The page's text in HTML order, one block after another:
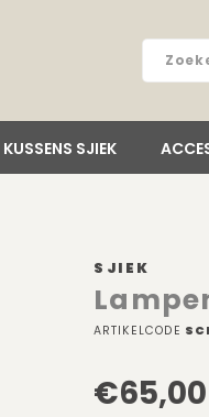
KUSSENS SJIEK
SJIEK
ARTIKELCODE
€65,00